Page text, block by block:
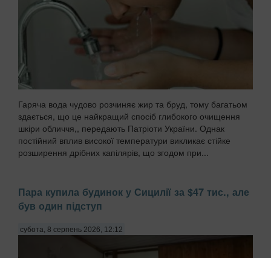
Гаряча вода чудово розчиняє жир та бруд, тому багатьом
здається, що це найкращий спосіб глибокого очищення
шкіри обличчя,, передають Патріоти України. Однак
постійний вплив високої температури викликає стійке
розширення дрібних капілярів, що згодом при...
Пара купила будинок у Сицилії за $47 тис., але
був один підступ
субота, 8 серпень 2026, 12:12